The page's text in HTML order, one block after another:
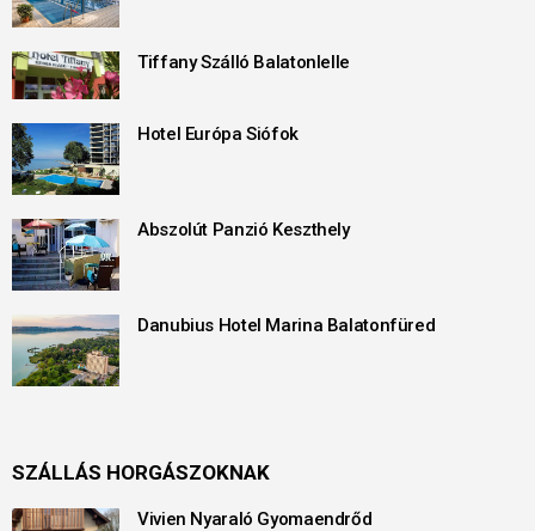
Tiffany Szálló Balatonlelle
Hotel Európa Siófok
Abszolút Panzió Keszthely
Danubius Hotel Marina Balatonfüred
SZÁLLÁS HORGÁSZOKNAK
Vivien Nyaraló Gyomaendrőd